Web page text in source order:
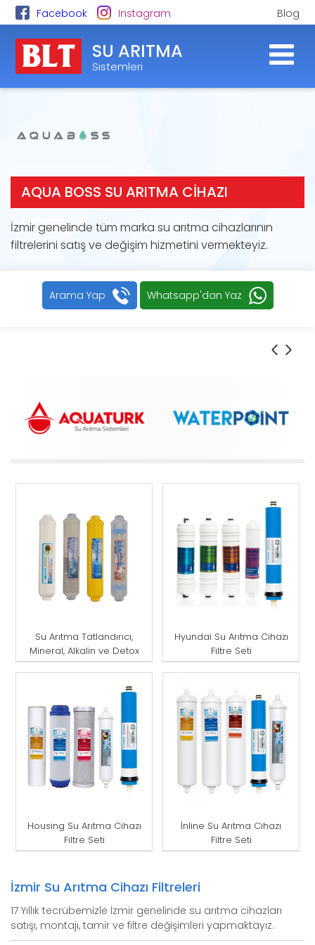
Facebook Instagram Blog
SU ARITMA
Sistemleri
AQUA BOSS SU ARITMA CIHAZI
FILTRELERI
İzmir genelinde tüm marka su arıtma cihazlarının
filtrelerini satış ve değişim hizmetini vermekteyiz.
Arama Yap Whatsapp'dan Yaz
Su Arıtma Tatlandırıcı,
Mineral, Alkalin ve Detox
Filtresi
Hyundai Su Arıtma Cihazı
Filtre Seti
Housing Su Arıtma Cihazı
Filtre Seti
İnline Su Arıtma Cihazı
Filtre Seti
İzmir Su Arıtma Cihazı Filtreleri
17 Yıllık tecrübemizle İzmir genelinde su arıtma cihazları
satışı, montajı, tamir ve filtre değişimleri yapmaktayız.